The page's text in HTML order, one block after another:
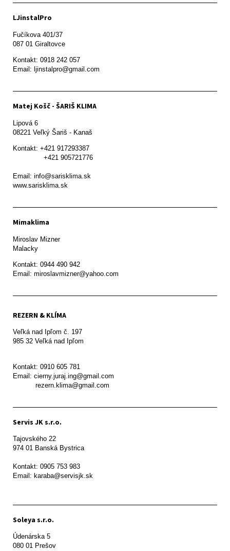
LJinstalPro
Fučíkova 401/37
087 01 Giraltovce
Kontakt: 0918 242 057
Email: ljinstalpro@gmail.com
Matej Košč - ŠARIŠ KLIMA
Lipová 6
08221 Veľký Šariš - Kanaš
Kontakt: +421 917293387
Email: info@sarisklima.sk
www.sarisklima.sk
Mimaklima
Miroslav Mizner
Malacky
Kontakt: 0944 490 942
REZERN & KLÍMA
Veľká nad Ipľom č. 197
985 32 Veľká nad Ipľom
Kontakt: 0910 605 781
Email: cierny.juraj.ing@gmail.com
           rezern.klima@gmail.com
Servis JK s.r.o.
Tajovského 22
974 01 Banská Bystrica
Kontakt: 0905 753 983
Email: karaba@servisjk.sk
Soleya s.r.o.
Údenárska 5
080 01 Prešov